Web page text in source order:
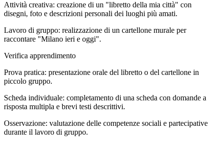
Attività creativa: creazione di un "libretto della mia città" con
disegni, foto e descrizioni personali dei luoghi più amati.
Lavoro di gruppo: realizzazione di un cartellone murale per
raccontare "Milano ieri e oggi".
Verifica apprendimento
Prova pratica: presentazione orale del libretto o del cartellone in
piccolo gruppo.
Scheda individuale: completamento di una scheda con domande a
risposta multipla e brevi testi descrittivi.
Osservazione: valutazione delle competenze sociali e partecipative
durante il lavoro di gruppo.